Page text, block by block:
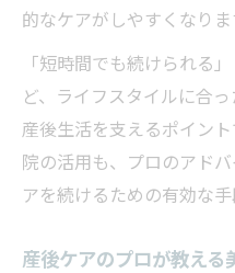
的なケアがしやすくなりま
「短時間でも続けられる
ど、ライフスタイルに合
産後生活を支えるポイン
院の活用も、プロのアド
アを続けるための有効な手
産後ケアのプロが教える